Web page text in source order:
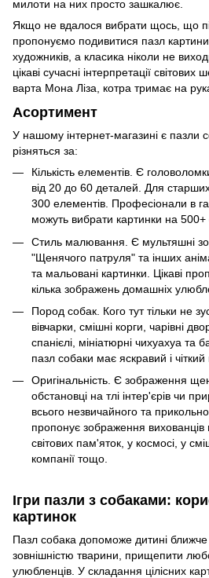
милоти на них просто зашкалює.
Якщо не вдалося вибрати щось, що
пропонуємо подивитися пазл
художників, а класика ніколи не
цікаві сучасні інтерпретації світових
варта Мона Ліза, котра тримає на
Асортимент
У нашому інтернет-магазині є пазли
різняться за:
Кількість елементів. Є
від 20 до 60 деталей. Для
300 елементів. Професіонали в
можуть вибрати картинки на 500+
Стиль малювання. Є мультяшні
"Щенячого патруля" та інших
та мальовані картинки. Цікаві
кілька зображень домашніх
Пород собак. Кого тут тільки не
вівчарки, смішні корги, чарівні
спанієлі, мініатюрні чихуахуа та
пазл собаки має яскравий і чіткий
Оригінальність. Є зображення
обстановці на тлі інтер'єрів чи
всього незвичайного та
пропонує зображення вихованців
світових пам'яток, у космосі, у
компанії тощо.
Ігри пазли з собаками:
картинок
Пазл собака допоможе дитині ближче
зовнішністю тварини, прищепити
улюбленців. У складання цілісних